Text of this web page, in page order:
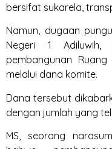
bersifat sukarela,
Namun, dugaan
Negeri 1 Adiluwih,
pembangunan
melalui dana komite.
Dana tersebut
dengan jumlah yang
MS, seorang